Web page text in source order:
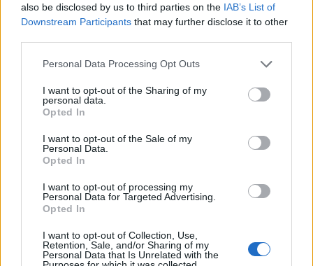
also be disclosed by us to third parties on the IAB’s List of
Downstream Participants that may further disclose it to other
Please note that this website/app uses one or more Google
not limited to your visit or usage behaviour. You may click to
grant or deny consent to Google and its third-party tags to
use your data for below specified purposes in below Google
consent section.
Personal Data Processing Opt Outs
I want to opt-out of the Sharing of my
personal data.
Opted In
I want to opt-out of the Sale of my
Personal Data.
Opted In
I want to opt-out of processing my
Personal Data for Targeted Advertising.
Opted In
I want to opt-out of Collection, Use,
Retention, Sale, and/or Sharing of my
Personal Data that Is Unrelated with the
Szabadúszó lett Jakupcsek
Gabriella...
építészke•2022. május 27.
Jakupcsek Gabriella és az ATV közös megegyezéssel
szerződést bontott, így a népszerű műsorvezető nem
készít új tartalmakat ősztől a kereskedelmi
csatornának. Sem az emberi történetekkel foglalkozó